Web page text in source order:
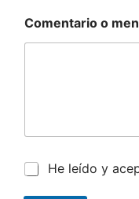
Comentario o
He leído y